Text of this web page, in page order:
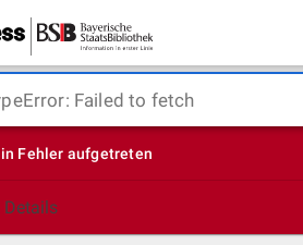
Failed to fetch
Fehler aufgetreten
Details